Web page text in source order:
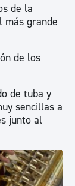
de la
más grande
de los
de tuba y
sencillas a
junto al